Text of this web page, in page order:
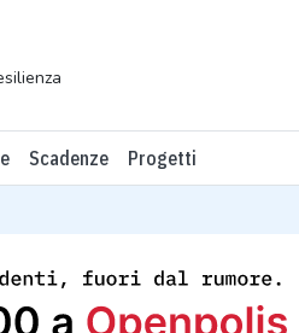
Scadenze Progetti